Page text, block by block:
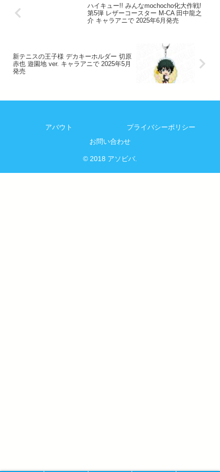
ハイキュー!! みんなmochocho化大作戦!
第5弾 レザーコースター M-CA 田中龍之
介 キャラアニで 2025年6月発売
新テニスの王子様 デカキーホルダー 切原
赤也 遊園地 ver. キャラアニで 2025年5月
発売
アバウト
プライバシーポリシー
お問い合わせ
© 2018 アソビバ.